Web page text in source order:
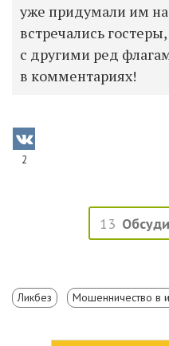
уже придумали им
встречались
с другими ред
в комментариях!
2
13
Ликбез Мошенничество в